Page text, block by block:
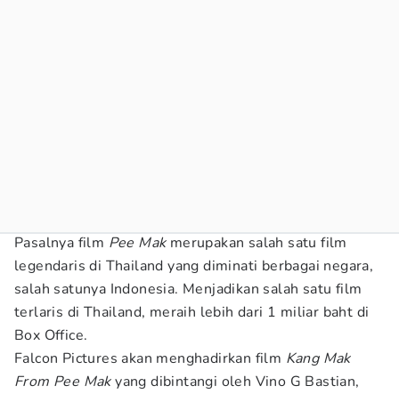
Pasalnya film Pee Makmerupakan salah satu film
legendaris di Thailand yang diminati berbagai negara,
salah satunya Indonesia. Menjadikan salah satu film
terlaris di Thailand, meraih lebih dari 1 miliar baht di
Box Office.
Falcon Pictures akan menghadirkan film Kang Mak
From Pee Makyang dibintangi oleh Vino G Bastian,